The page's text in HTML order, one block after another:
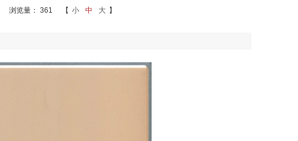
浏览量： 361 【 小 中 大 】